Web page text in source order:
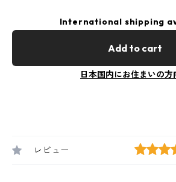
International shipping
Add to cart
日本国内にお住まいの方
レビュー